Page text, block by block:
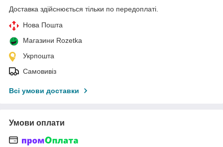
Доставка здійснюється тільки по передоплаті.
Нова Пошта
Магазини Rozetka
Укрпошта
Самовивіз
Всі умови доставки
Умови оплати